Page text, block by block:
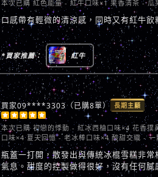
本次已購紅色能量 - 紅牛口味×1 果香清茶 - 瓜
口感帶有輕微的清涼感，同時又有紅牛飲
*買家推薦： 紅牛
買家09****3303（已購8單） 長期主顧
    
本次已購 初戀的悸動 - 紅冰西柚口味×4 花香
口味×4 夏天回憶 - 老冰棒口味×4 酸甜交織 -
瓶蓋一打開，散發出與傳統冰棍雪糕非
氣息。甜度的控製做得很好，沒有任何膩